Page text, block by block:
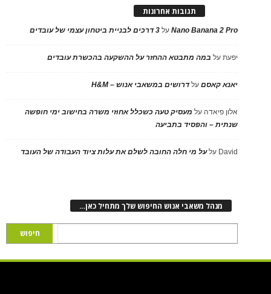
תגובות אחרונות
Nano Banana 2 Proעל 3 דרכים לבניית ביטחון עצמי של עובדים
יפעתעל במה מתבטא ההחזר על ההשקעה בהכשרת עובדים
יאנא קאסםעלדרושים במשאבי אנוש – H&M
אלון פיאדה על מעסיק טעה כשכלל אחוזי משרה בחישוב ימי חופשה
שנתית – והפסיד בתביעה
David עלעל מי חלה החובה לשלם את עלות ציוד העבודה של העובד
מנהל משאבי אנוש החיפוש שלך מתחיל כאן…